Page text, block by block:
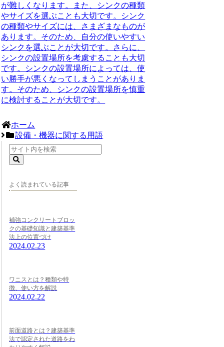
が難しくなります。また、シンクの種類
やサイズを選ぶことも大切です。シンク
の種類やサイズには、さまざまなものが
あります。そのため、自分の使いやすい
シンクを選ぶことが大切です。さらに、
シンクの設置場所を考慮することも大切
です。シンクの設置場所によっては、使
い勝手が悪くなってしまうことがありま
す。そのため、シンクの設置場所を慎重
に検討することが大切です。
ホーム
設備・機器に関する用語
よく読まれている記事
補強コンクリートブロッ
クの基礎知識と建築基準
法上の位置づけ
2024.02.23
ワニスとは？種類や特
徴、使い方を解説
2024.02.22
前面道路とは？建築基準
法で認定された道路をわ